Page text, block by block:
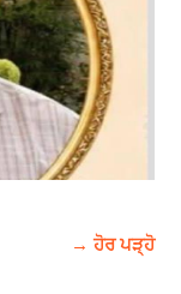
→ ਹੋਰ ਪੜ੍ਹੋ